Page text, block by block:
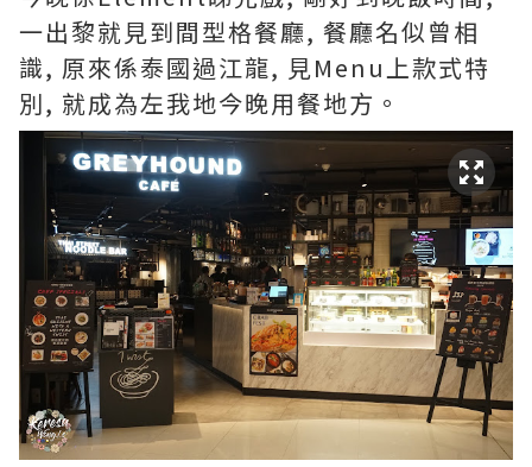
一出黎就見到間型格餐廳, 餐廳名似曾相
識, 原來係泰國過江龍, 見Menu上款式特
別, 就成為左我地今晚用餐地方。